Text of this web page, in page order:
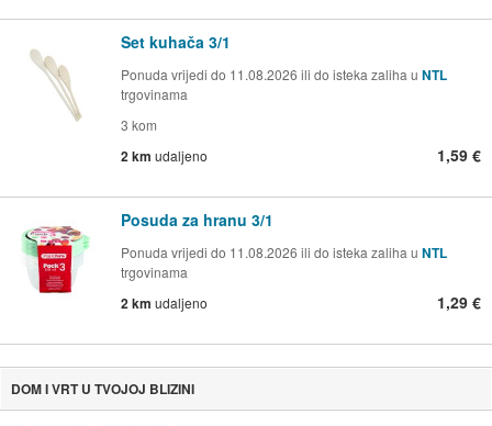
Set kuhača 3/1
Ponuda vrijedi do 11.08.2026 ili do isteka zaliha u NTL
trgovinama
3 kom
2 km udaljeno 1,59 €
Posuda za hranu 3/1
Ponuda vrijedi do 11.08.2026 ili do isteka zaliha u NTL
trgovinama
2 km udaljeno 1,29 €
DOM I VRT U TVOJOJ BLIZINI